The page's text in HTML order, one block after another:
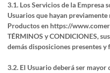
3.1. Los Servicios de la Empresa
Usuarios que hayan
Productos en https://
TÉRMINOS y CONDICIONES,
demás disposiciones presentes y
3.2. El Usuario deberá ser